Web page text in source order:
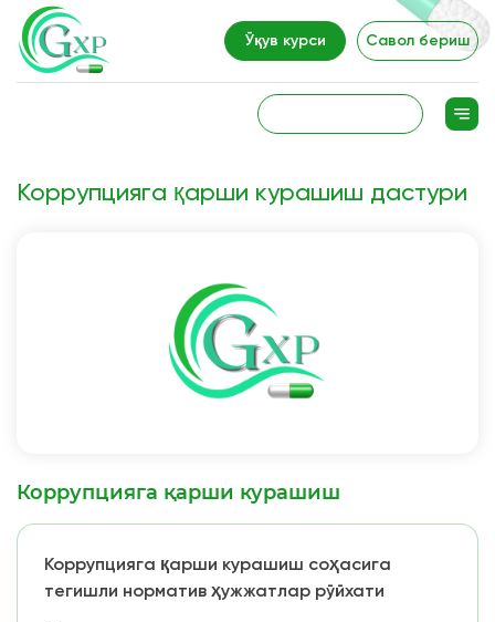
Ўқув курси Савол бериш
Коррупцияга қарши курашиш дастури
Коррупцияга қарши курашиш
Коррупцияга қарши курашиш соҳасига
тегишли норматив ҳужжатлар рўйхати